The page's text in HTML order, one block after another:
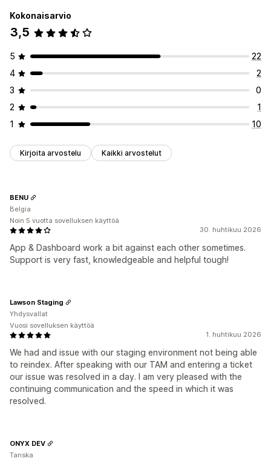
Kokonaisarvio
3,5
5
22
4
2
3
0
2
1
1
10
Kirjoita arvostelu Kaikki arvostelut
30. huhtikuu 2026
App & Dashboard work a bit against each other sometimes.
Support is very fast, knowledgeable and helpful tough!
BENU
Belgia
Noin 5 vuotta sovelluksen käyttöä
1. huhtikuu 2026
We had and issue with our staging environment not being able
to reindex. After speaking with our TAM and entering a ticket
our issue was resolved in a day. I am very pleased with the
continuing communication and the speed in which it was
resolved.
Lawson Staging
Yhdysvallat
Vuosi sovelluksen käyttöä
ONYX DEV
Tanska